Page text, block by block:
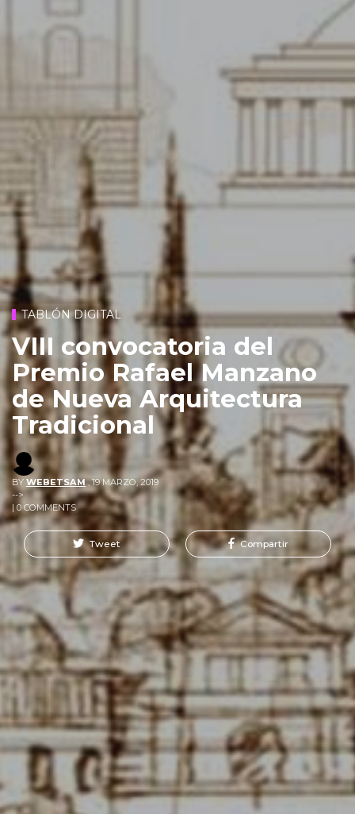
TABLÓN DIGITAL
VIII convocatoria del
Premio Rafael Manzano
de Nueva Arquitectura
Tradicional
BY WEBETSAM ,19 MARZO, 2019
-->
| 0 COMMENTS
Tweet Compartir